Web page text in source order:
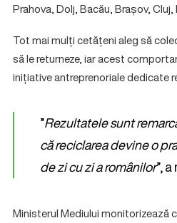
Prahova, Dolj, Bacău, Brașov,
Tot mai mulți cetățeni aleg să
să le returneze, iar acest
inițiative antreprenoriale dedicate
”Rezultatele sunt
că reciclarea devine o
de zi cu zi a românilor”,
Ministerul Mediului monitorizează